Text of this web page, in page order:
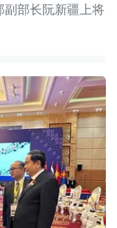
部长阮新疆上将